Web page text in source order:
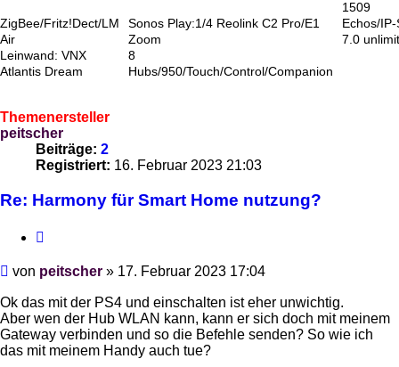
1509
ZigBee/Fritz!Dect/LM
Air
Sonos Play:1/4 Reolink C2 Pro/E1
Zoom
Echos/
7.0
Leinwand: VNX
Atlantis Dream
8
Hubs/950/Touch/Control/Companion
Themenersteller
peitscher
Beiträge: 2
Registriert: 16. Februar 2023 21:03
Re: Harmony für Smart Home nutzung?
Beitrag
von peitscher » 17. Februar 2023 17:04
Ok das mit der PS4 und einschalten ist eher unwichtig.
Aber wen der Hub WLAN kann, kann er sich doch mit meinem
Gateway verbinden und so die Befehle senden? So wie ich
das mit meinem Handy auch tue?